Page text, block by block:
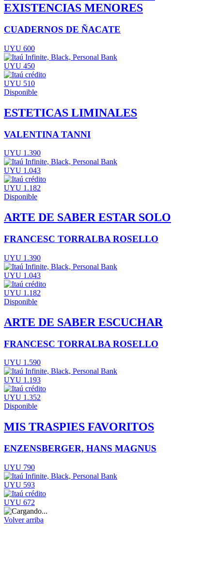
EXISTENCIAS MENORES
CUADERNOS DE ÑACATE
UYU 600
UYU 450
UYU 510
Disponible
ESTETICAS LIMINALES
VALENTINA TANNI
UYU 1.390
UYU 1.043
UYU 1.182
Disponible
ARTE DE SABER ESTAR SOLO
FRANCESC TORRALBA ROSELLO
UYU 1.390
UYU 1.043
UYU 1.182
Disponible
ARTE DE SABER ESCUCHAR
FRANCESC TORRALBA ROSELLO
UYU 1.590
UYU 1.193
UYU 1.352
Disponible
MIS TRASPIES FAVORITOS
ENZENSBERGER, HANS MAGNUS
UYU 790
UYU 593
UYU 672
Volver arriba